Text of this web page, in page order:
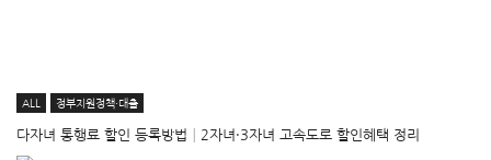
ALL 정부지원정책·대출
다자녀 통행료 할인 등록방법│2자녀·3자녀 고속도로 할인혜택 정리